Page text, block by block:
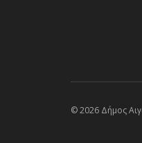
© 2026 Δήμος